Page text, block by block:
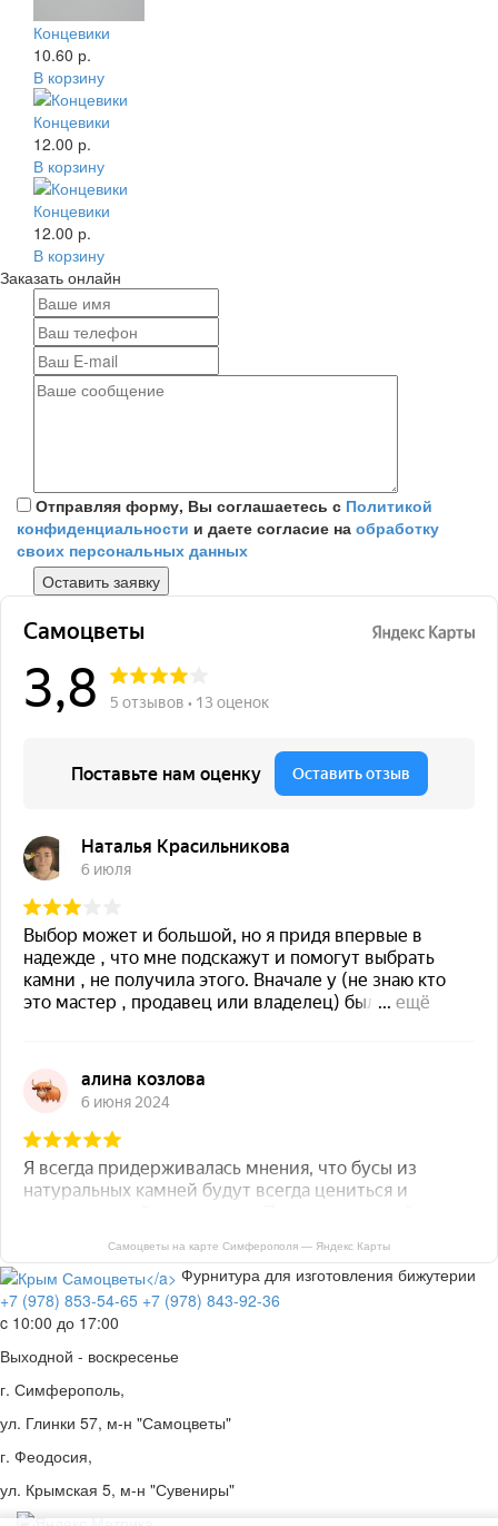
Концевики
10.60 р.
В корзину
Концевики
12.00 р.
В корзину
Концевики
12.00 р.
В корзину
Заказать онлайн
Отправляя форму, Вы соглашаетесь с Политикой
конфиденциальности и даете согласие на обработку
своих персональных данных
Самоцветы на карте Симферополя — Яндекс Карты
Фурнитура для изготовления бижутерии
+7 (978) 853-54-65 +7 (978) 843-92-36
c 10:00 до 17:00
Выходной - воскресенье
г. Симферополь,
ул. Глинки 57, м-н "Самоцветы"
г. Феодосия,
ул. Крымская 5, м-н "Сувениры"